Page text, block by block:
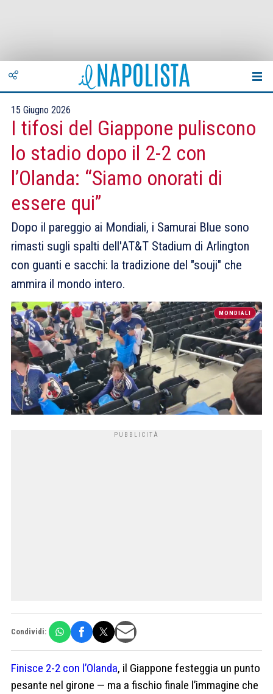
15 Giugno 2026
I tifosi del Giappone puliscono
lo stadio dopo il 2-2 con
l’Olanda: “Siamo onorati di
essere qui”
Dopo il pareggio ai Mondiali, i Samurai Blue sono
rimasti sugli spalti dell'AT&T Stadium di Arlington
con guanti e sacchi: la tradizione del "souji" che
ammira il mondo intero.
MONDIALI
Condividi:
Finisce 2-2 con l’Olanda, il Giappone festeggia un punto
pesante nel girone — ma a fischio finale l’immagine che